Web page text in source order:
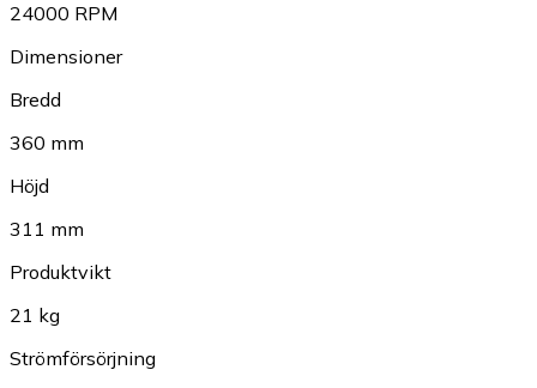
24000 RPM
Dimensioner
Bredd
360 mm
Höjd
311 mm
Produktvikt
21 kg
Strömförsörjning